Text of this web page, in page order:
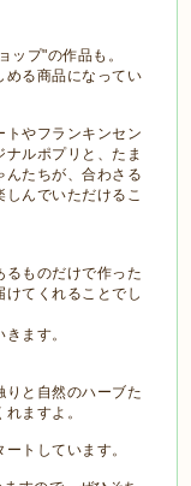
ップ"の作品も。
める商品になってい
トやフランキンセン
ルポプリと、たま
んたちが、合わさる
んでいただけるこ
るものだけで作った
てくれることでし
ます。
りと自然のハーブた
ますよ。
トしています。